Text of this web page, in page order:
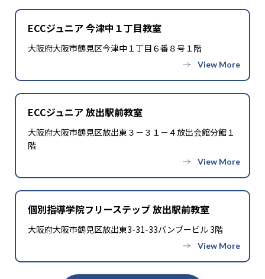
ECCジュニア 今津中１丁目教室
大阪府大阪市鶴見区今津中１丁目６番８号１階
ECCジュニア 放出駅前教室
大阪府大阪市鶴見区放出東３－３１－４放出会館分館１
階
個別指導学院フリーステップ 放出駅前教室
大阪府大阪市鶴見区放出東3-31-33バンブービル 3階